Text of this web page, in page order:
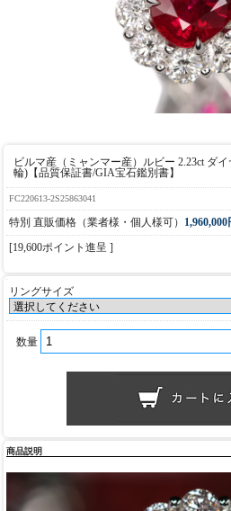
ビルマ産（ミャンマー産）ルビー 2.23ct ダ
輪)【品質保証書/GIA宝石鑑別書】
FC220613-2S25863041
特別 直販価格（業者様・個人様可） 1,960,000
[19,600ポイント進呈 ]
リングサイズ
数量
商品説明